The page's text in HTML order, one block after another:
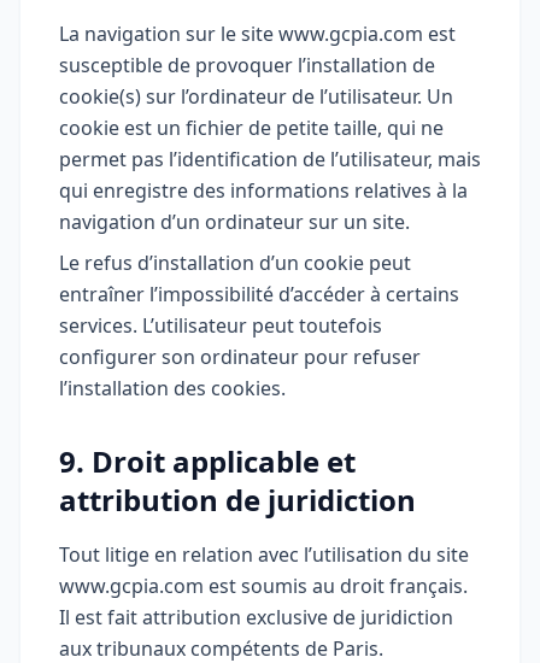
La navigation sur le site www.gcpia.com est
susceptible de provoquer l’installation de
cookie(s) sur l’ordinateur de l’utilisateur. Un
cookie est un fichier de petite taille, qui ne
permet pas l’identification de l’utilisateur, mais
qui enregistre des informations relatives à la
navigation d’un ordinateur sur un site.
Le refus d’installation d’un cookie peut
entraîner l’impossibilité d’accéder à certains
services. L’utilisateur peut toutefois
configurer son ordinateur pour refuser
l’installation des cookies.
9. Droit applicable et
attribution de juridiction
Tout litige en relation avec l’utilisation du site
www.gcpia.com est soumis au droit français.
Il est fait attribution exclusive de juridiction
aux tribunaux compétents de Paris.